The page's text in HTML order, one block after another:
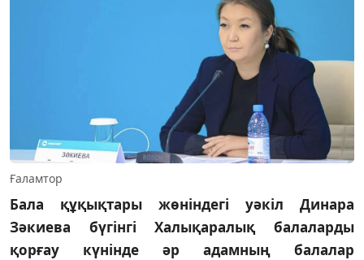
Ғаламтор
Бала құқықтары жөніндегі уәкіл Динара
Зәкиева бүгінгі Халықаралық балаларды
қорғау күнінде әр адамның балалар